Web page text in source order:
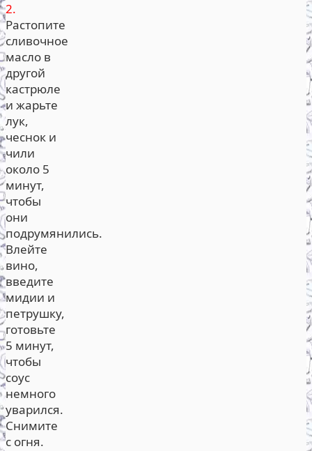
2.
Растопите
сливочное
масло в
другой
кастрюле
и жарьте
лук,
чеснок и
чили
около 5
минут,
чтобы
они
подрумянились.
Влейте
вино,
введите
мидии и
петрушку,
готовьте
5 минут,
чтобы
соус
немного
уварился.
Снимите
с огня.